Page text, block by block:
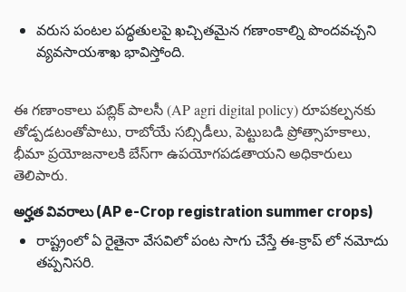
వరుస పంటల పద్ధతులపై ఖచ్చితమైన గణాంకాల్ని పొందవచ్చని
వ్యవసాయశాఖ భావిస్తోంది.
ఈ గణాంకాలు పబ్లిక్ పాలసీ (AP agri digital policy) రూపకల్పనకు
తోడ్పడటంతోపాటు, రాబోయే సబ్సిడీలు, పెట్టుబడి ప్రోత్సాహకాలు,
భీమా ప్రయోజనాలకి బేస్‌గా ఉపయోగపడతాయని అధికారులు
తెలిపారు.
అర్హత వివరాలు (AP e-Crop registration summer crops)
రాష్ట్రంలో ఏ రైతైనా వేసవిలో పంట సాగు చేస్తే ఈ-క్రాప్ లో నమోదు
తప్పనిసరి.